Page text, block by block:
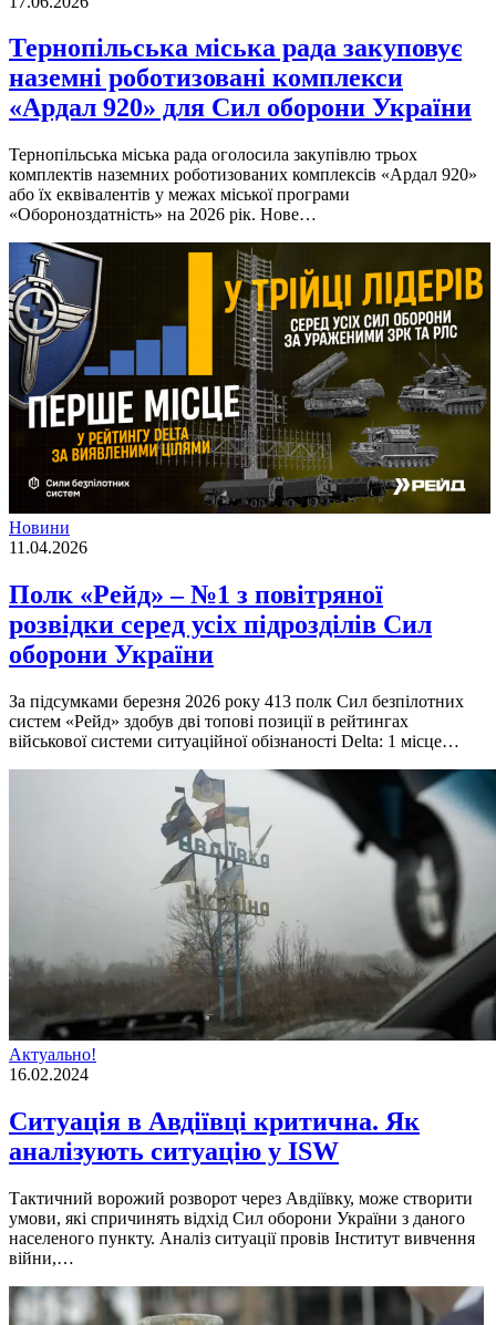
Тернопільська міська рада закуповує
наземні роботизовані комплекси
«Ардал 920» для Сил оборони України
Тернопільська міська рада оголосила закупівлю трьох
комплектів наземних роботизованих комплексів «Ардал 920»
або їх еквівалентів у межах міської програми
«Обороноздатність» на 2026 рік. Нове…
Новини
11.04.2026
Полк «Рейд» – №1 з повітряної
розвідки серед усіх підрозділів Сил
оборони України
За підсумками березня 2026 року 413 полк Сил безпілотних
систем «Рейд» здобув дві топові позиції в рейтингах
військової системи ситуаційної обізнаності Delta: 1 місце…
Актуально!
16.02.2024
Ситуація в Авдіївці критична. Як
аналізують ситуацію у ISW
Тактичний ворожий розворот через Авдіївку, може створити
умови, які спричинять відхід Сил оборони України з даного
населеного пункту. Аналіз ситуації провів Інститут вивчення
війни,…